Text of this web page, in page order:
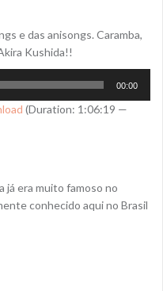
e das anisongs. Caramba,
Kushida!!
00:00
(Duration: 1:06:19 —
já era muito famoso no
conhecido aqui no Brasil